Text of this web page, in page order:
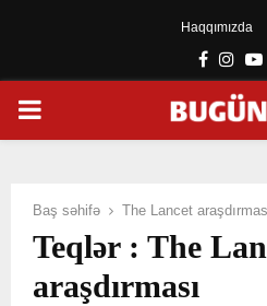
Haqqımızda
PRIMARY
Baş səhifə The Lancet
Teqlər : The
araşdırması